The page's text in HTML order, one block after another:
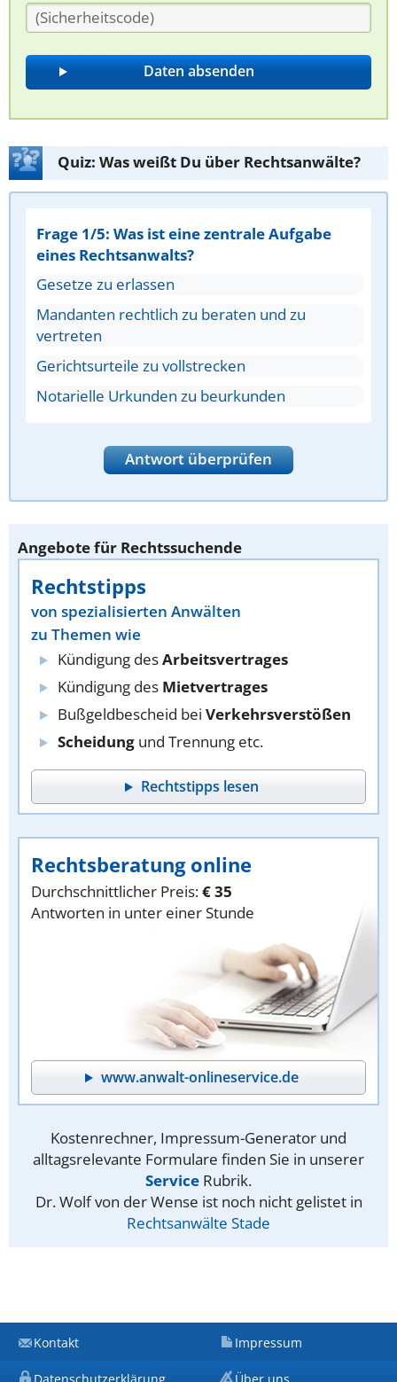
Quiz: Was weißt Du über Rechtsanwälte?
Frage 1/5: Was ist eine zentrale Aufgabe
eines Rechtsanwalts?
Gesetze zu erlassen
Mandanten rechtlich zu beraten und zu
vertreten
Gerichtsurteile zu vollstrecken
Notarielle Urkunden zu beurkunden
Antwort überprüfen
Angebote für Rechtssuchende
Rechtstipps
von spezialisierten Anwälten
zu Themen wie
Kündigung desArbeitsvertrages
Kündigung des Mietvertrages
Bußgeldbescheid bei Verkehrsverstößen
Scheidung und Trennung etc.
Rechtstipps lesen
Rechtsberatung online
Durchschnittlicher Preis:€ 35
Antworten in unter einer Stunde
www.anwalt-onlineservice.de
Kostenrechner, Impressum-Generator und
alltagsrelevante Formulare finden Sie in unserer
Service Rubrik.
Dr. Wolf von der Wense ist noch nicht gelistet in
Rechtsanwälte Stade
Kontakt Impressum
Datenschutzerklärung Über uns